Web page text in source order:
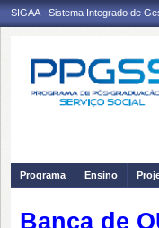
SIGAA - Sistema Integrado de
Programa Ensino
Banca de